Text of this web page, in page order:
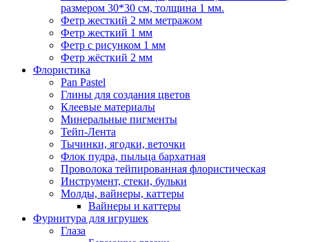
размером 30*30 см, толщина 1 мм.
Фетр жесткий 2 мм метражом
Фетр жесткий 1 мм
Фетр с рисунком 1 мм
Фетр жёсткий 2 мм
Флористика
Pan Pastel
Глины для создания цветов
Клеевые материалы
Минеральные пигменты
Тейп-Лента
Тычинки, ягодки, веточки
Флок пудра, пыльца бархатная
Проволока тейпированная флористическая
Инструмент, стеки, бульки
Молды, вайнеры, каттеры
Вайнеры и каттеры
Фурнитура для игрушек
Глаза